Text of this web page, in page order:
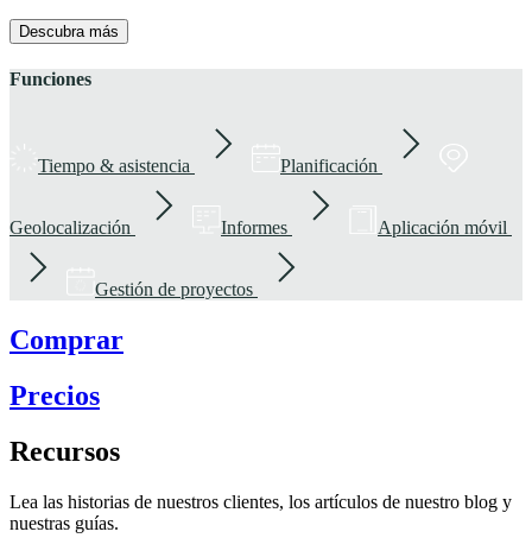
Descubra más
Funciones
Tiempo & asistencia Planificación
Geolocalización Informes Aplicación móvil
Gestión de proyectos
Comprar
Precios
Recursos
Lea las historias de nuestros clientes, los artículos de nuestro blog y
nuestras guías.